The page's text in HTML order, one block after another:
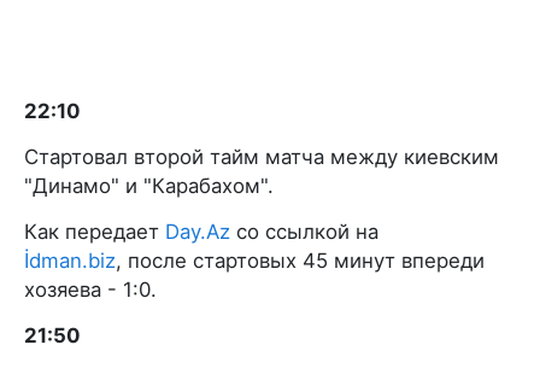
22:10
Стартовал второй тайм матча между киевским
"Динамо" и "Карабахом".
Как передает Day.Az со ссылкой на
İdman.biz, после стартовых 45 минут впереди
хозяева - 1:0.
21:50